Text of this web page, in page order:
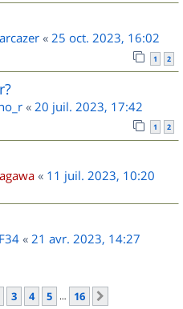
« 25 oct. 2023, 16:02
1 2
« 20 juil. 2023, 17:42
1 2
« 11 juil. 2023, 10:20
« 21 avr. 2023, 14:27
3 4 5 … 16